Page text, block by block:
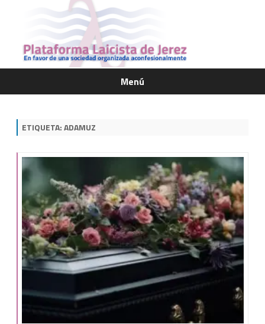
Menú
Saltar
ETIQUETA:ADAMUZ